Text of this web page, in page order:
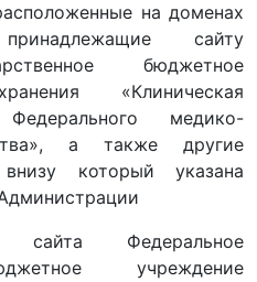
на доменах
сайту
бюджетное
«Клиническая
медико-
а также другие
который указана
сайта Федеральное
учреждение